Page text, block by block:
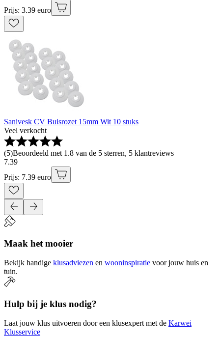
Prijs: 3.39 euro
Sanivesk CV Buisrozet 15mm Wit 10 stuks
Veel verkocht
(5)Beoordeeld met 1.8 van de 5 sterren, 5 klantreviews
7.39
Prijs: 7.39 euro
Maak het mooier
Bekijk handige klusadviezen en wooninspiratie voor jouw huis en
tuin.
Hulp bij je klus nodig?
Laat jouw klus uitvoeren door een klusexpert met de Karwei
Klusservice